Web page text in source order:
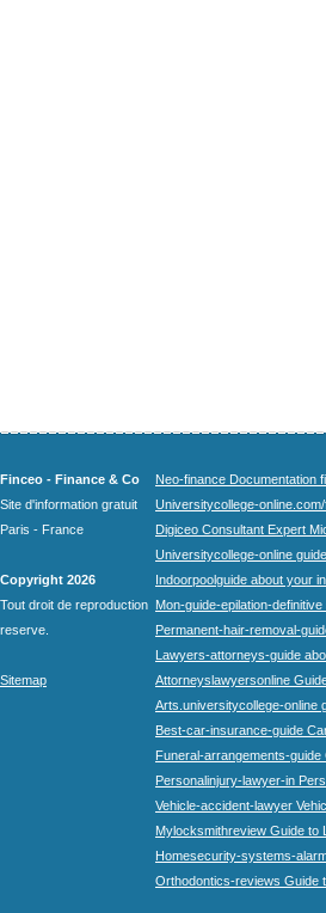
Finceo - Finance & Co
Site d'information gratuit
Paris - France
Copyright 2026
Tout droit de reproduction
reserve.
Sitemap
Neo-finance Documentation
Universitycollege-
Digiceo Consultant Expert
Universitycollege-online
Indoorpoolguide about your
Mon-guide-epilation-
Permanent-hair-removal-
Lawyers-attorneys-guide
Attorneyslawyersonline
Arts.universitycollege-online
Best-car-insurance-guide
Funeral-arrangements-
Personalinjury-lawyer-in
Vehicle-accident-lawyer
Mylocksmithreview Guide to
Homesecurity-systems-
Orthodontics-reviews Guide